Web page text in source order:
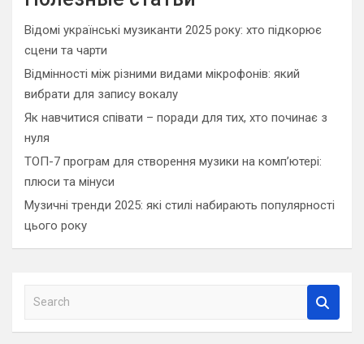
Відомі українські музиканти 2025 року: хто підкорює
сцени та чарти
Відмінності між різними видами мікрофонів: який
вибрати для запису вокалу
Як навчитися співати – поради для тих, хто починає з
нуля
ТОП-7 програм для створення музики на комп’ютері:
плюси та мінуси
Музичні тренди 2025: які стилі набирають популярності
цього року
a